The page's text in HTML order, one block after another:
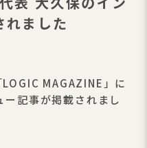
れました
MAGAZINE」に
記事が掲載されまし